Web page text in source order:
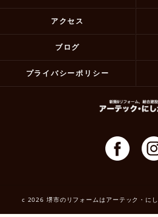
アクセス
ブログ
プライバシーポリシー
c 2026 堺市のリフォームはアーテック・に